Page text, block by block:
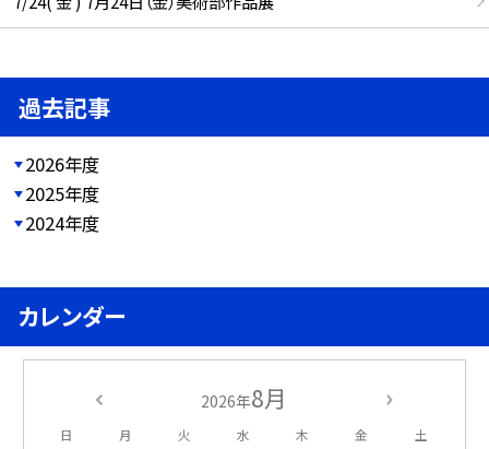
過去記事
2026年度
2025年度
2024年度
カレンダー
2026年8月
日 月 火 水 木 金 土